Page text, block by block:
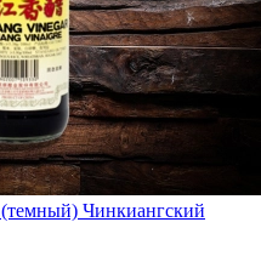
Чинкиангский